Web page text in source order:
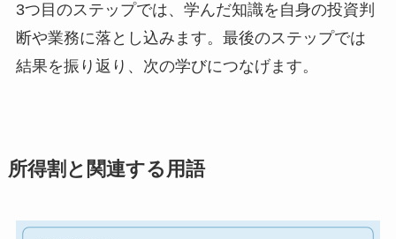
3つ目のステップでは、学んだ知識を自身の投資判
断や業務に落とし込みます。最後のステップでは
結果を振り返り、次の学びにつなげます。
所得割と関連する用語